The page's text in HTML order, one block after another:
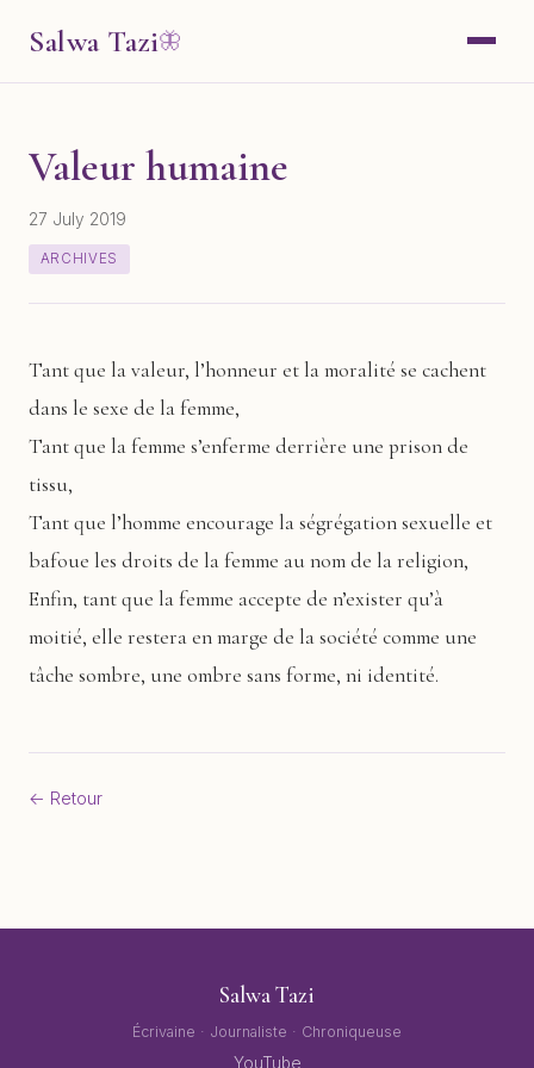
Salwa Tazi🦋
Valeur humaine
27 July 2019
ARCHIVES
Tant que la valeur, l’honneur et la moralité se cachent
dans le sexe de la femme,
Tant que la femme s’enferme derrière une prison de
tissu,
Tant que l’homme encourage la ségrégation sexuelle et
bafoue les droits de la femme au nom de la religion,
Enfin, tant que la femme accepte de n’exister qu’à
moitié, elle restera en marge de la société comme une
tâche sombre, une ombre sans forme, ni identité.
← Retour
Salwa Tazi
Écrivaine · Journaliste · Chroniqueuse
YouTube